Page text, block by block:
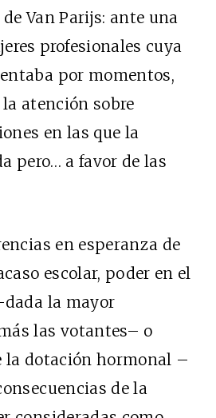
Van Parijs: ante una
profesionales cuya
por momentos,
atención sobre
en las que la
pero… a favor de las
en esperanza de
escolar, poder en el
la mayor
las votantes– o
la dotación hormonal –
de la